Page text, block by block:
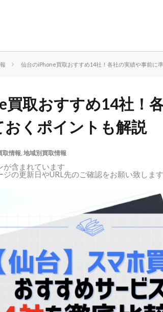
仙台のiPhone買取おすすめ14社！各社の実績や事前に
買取おすすめ14社！
おくポイントも解説
取情報, 地域別買取情報
が含まれています
の更新日やURL先のご確認をお願い致します